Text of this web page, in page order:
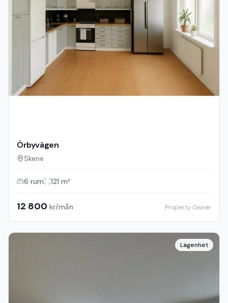
Örbyvägen
Skene
6 rum 121 m²
12 800 kr/mån Property Owner
Lägenhet